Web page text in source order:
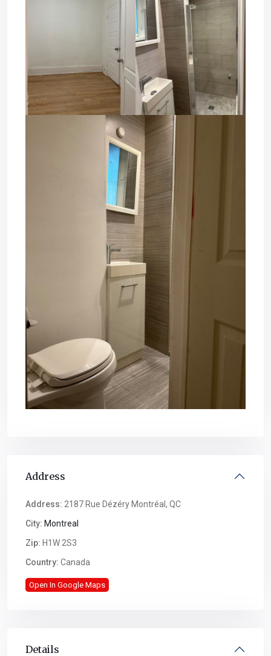
Address
Address: 2187 Rue Dézéry Montréal, QC
City: Montreal
Zip: H1W 2S3
Country: Canada
Open In Google Maps
Details